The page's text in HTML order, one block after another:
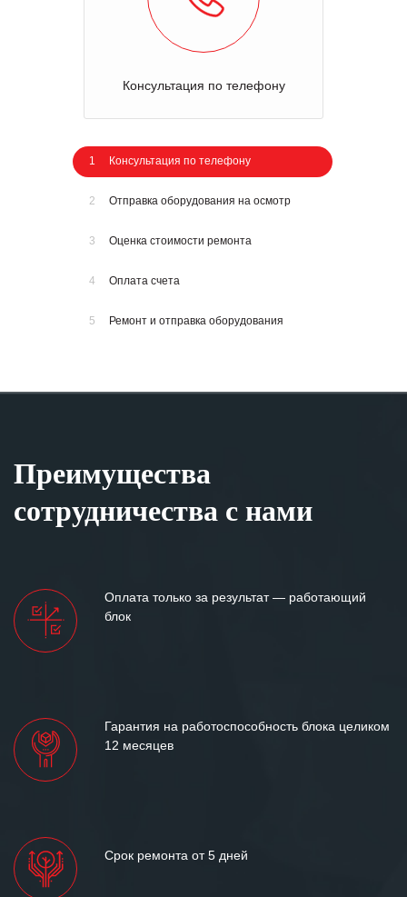
Консультация по телефону
1 Консультация по телефону
2 Отправка оборудования на осмотр
3 Оценка стоимости ремонта
4 Оплата счета
5 Ремонт и отправка оборудования
Преимущества
сотрудничества с нами
Оплата только за результат — работающий
блок
Гарантия на работоспособность блока целиком
12 месяцев
Срок ремонта от 5 дней